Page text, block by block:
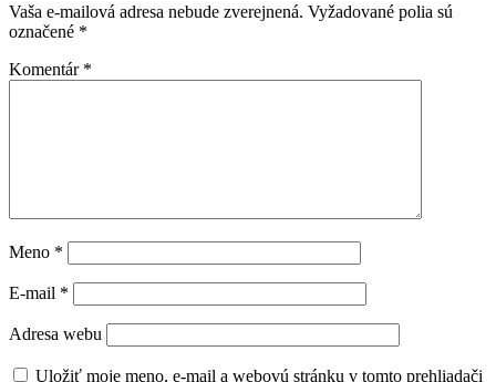
Vaša e-mailová adresa nebude zverejnená. Vyžadované polia sú
označené *
Komentár *
Meno *
E-mail *
Adresa webu
Uložiť moje meno, e-mail a webovú stránku v tomto prehliadači